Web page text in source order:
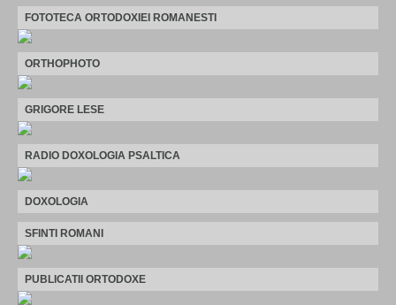
FOTOTECA ORTODOXIEI ROMANESTI
ORTHOPHOTO
GRIGORE LESE
RADIO DOXOLOGIA PSALTICA
DOXOLOGIA
SFINTI ROMANI
PUBLICATII ORTODOXE